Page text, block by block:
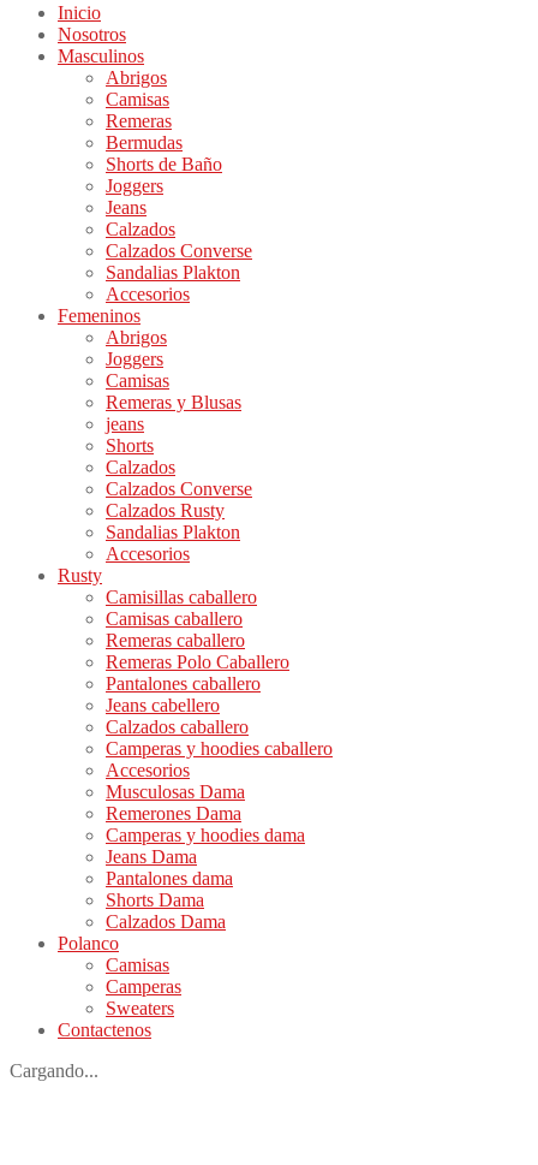
Inicio
Nosotros
Masculinos
Abrigos
Camisas
Remeras
Bermudas
Shorts de Baño
Joggers
Jeans
Calzados
Calzados Converse
Sandalias Plakton
Accesorios
Femeninos
Abrigos
Joggers
Camisas
Remeras y Blusas
jeans
Shorts
Calzados
Calzados Converse
Calzados Rusty
Sandalias Plakton
Accesorios
Rusty
Camisillas caballero
Camisas caballero
Remeras caballero
Remeras Polo Caballero
Pantalones caballero
Jeans cabellero
Calzados caballero
Camperas y hoodies caballero
Accesorios
Musculosas Dama
Remerones Dama
Camperas y hoodies dama
Jeans Dama
Pantalones dama
Shorts Dama
Calzados Dama
Polanco
Camisas
Camperas
Sweaters
Contactenos
Cargando...